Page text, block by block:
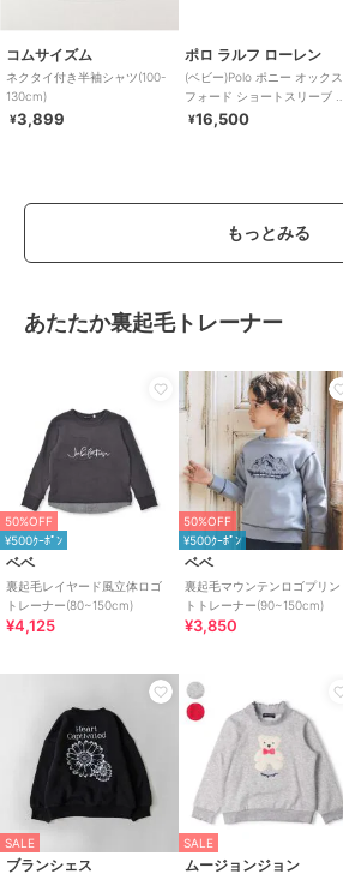
コムサイズム
ネクタイ付き半袖シャツ(100-
130cm)
¥3,899
ポロ ラルフ ローレン
(ベビー)Polo ポニー オックス
フォード ショートスリーブ シ
ャツ
¥16,500
もっとみる
あたたか裏起毛トレーナー
50%OFF
¥500ｸｰﾎﾟﾝ
ベベ
裏起毛レイヤード風立体ロゴ
トレーナー(80~150cm)
¥4,125
50%OFF
¥500ｸｰﾎﾟﾝ
ベベ
裏起毛マウンテンロゴプリン
トトレーナー(90~150cm)
¥3,850
SALE
ブランシェス
SALE
ムージョンジョン